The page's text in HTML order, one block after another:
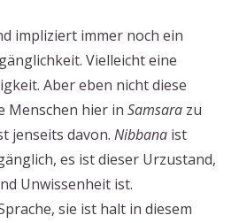
impliziert immer noch ein
Vielleicht eine
Aber eben nicht diese
Menschen hier in Samsara zu
jenseits davon. Nibbana ist
es ist dieser Urzustand,
Unwissenheit ist.
sie ist halt in diesem